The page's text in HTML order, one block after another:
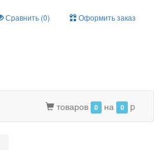
Сравнить (0) Оформить заказ
товаров 0 на 0 p